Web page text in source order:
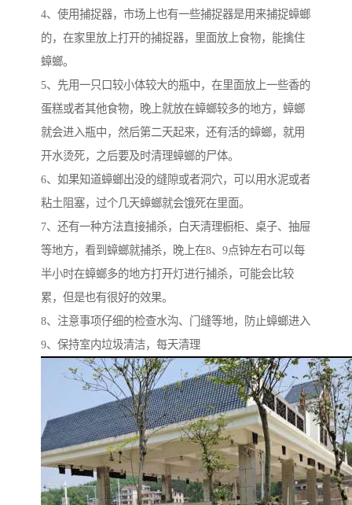
4、使用捕捉器，市场上也有一些捕捉器是用来捕捉蟑螂
的，在家里放上打开的捕捉器，里面放上食物，能擒住
蟑螂。
5、先用一只口较小体较大的瓶中，在里面放上一些香的
蛋糕或者其他食物，晚上就放在蟑螂较多的地方，蟑螂
就会进入瓶中，然后第二天起来，还有活的蟑螂，就用
开水烫死，之后要及时清理蟑螂的尸体。
6、如果知道蟑螂出没的缝隙或者洞穴，可以用水泥或者
粘土阻塞，过个几天蟑螂就会饿死在里面。
7、还有一种方法直接捕杀，白天清理橱柜、桌子、抽屉
等地方，看到蟑螂就捕杀，晚上在8、9点钟左右可以每
半小时在蟑螂多的地方打开灯进行捕杀，可能会比较
累，但是也有很好的效果。
8、注意事项仔细的检查水沟、门缝等地，防止蟑螂进入
9、保持室内垃圾清洁，每天清理